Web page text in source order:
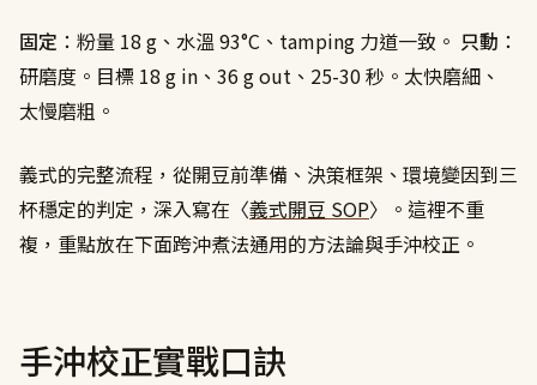
固定 ：粉量 18 g、水溫 93°C、tamping 力道一致。 只動 ：
研磨度。目標 18 g in、36 g out、25-30 秒。太快磨細、
太慢磨粗。
義式的完整流程，從開豆前準備、決策框架、環境變因到三
杯穩定的判定，深入寫在〈義式開豆 SOP〉。這裡不重
複，重點放在下面跨沖煮法通用的方法論與手沖校正。
手沖校正實戰口訣